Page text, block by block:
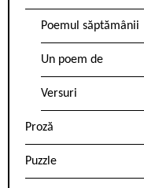
Poemul săptămânii
Un poem de
Versuri
Proză
Puzzle